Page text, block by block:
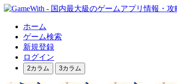
ホーム
ゲーム検索
新規登録
ログイン
2カラム 3カラム